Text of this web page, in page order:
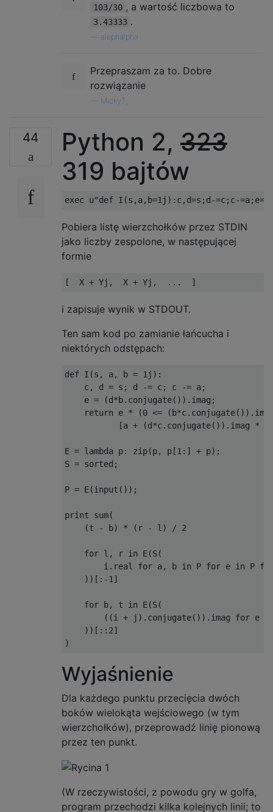
103/30 , a wartość liczbowa to
3.43333 .
alephalpha
Przepraszam za to. Dobre
rozwiązanie
MickyT,
44 Python 2, 323
319 bajtów
exec u"def I(s,a,b=1j):c,d=s;d-=c;c-
Pobiera listę wierzchołków przez STDIN
jako liczby zespolone, w następującej
formie
i zapisuje wynik w STDOUT.
Ten sam kod po zamianie łańcucha i
niektórych odstępach:
def I (s , a, b = 1j ):
    c
, d = s ; d -= c ; c -= a;
    e
= (d*b. conjugate()). imag ;
return e * (0 <= ( b*c . conjugate()).
[a + (d*c . conjugate()). imag *
E = lambda p: zip(p, p [1:] + p);
S = sorted ;
P = E(input ());
print sum(
(t - b) * ( r - l) / 2
for l , r in E(S(
        i
. real for a, b in P for e in P
))[:-1]
for b, t in E(S(
((i + j ). conjugate()). imag for e
))[:: 2]
)
Wyjaśnienie
Dla każdego punktu przecięcia dwóch
boków wielokąta wejściowego (w tym
wierzchołków), przeprowadź linię pionową
przez ten punkt.
(W rzeczywistości, z powodu gry w golfa,
program przechodzi kilka kolejnych linii; to